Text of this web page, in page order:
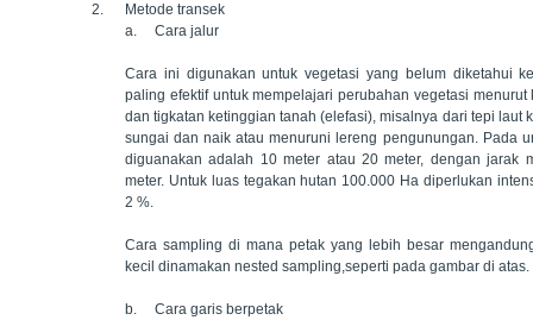
2.
Metode transek
a.Cara jalur
Cara ini digunakan untuk vegetasi yang belum diketahui
paling efektif untuk mempelajari perubahan vegetasi menurut
dan tigkatan ketinggian tanah (elefasi), misalnya dari tepi laut
sungai dan naik atau menuruni lereng pengunungan. Pada
diguanakan adalah 10 meter atau 20 meter, dengan jarak
meter. Untuk luas tegakan hutan 100.000 Ha diperlukan
2 %.
Cara sampling di mana petak yang lebih besar
kecil dinamakan nested sampling,seperti pada gambar di atas.
b.Cara garis berpetak